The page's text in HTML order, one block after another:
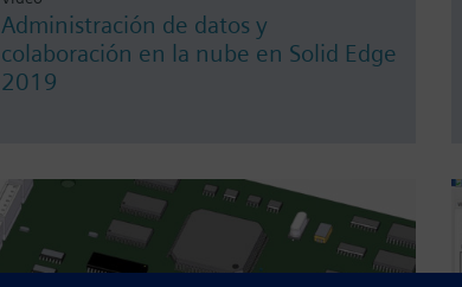
Administración de datos y
colaboración en la nube en Solid Edge
2019